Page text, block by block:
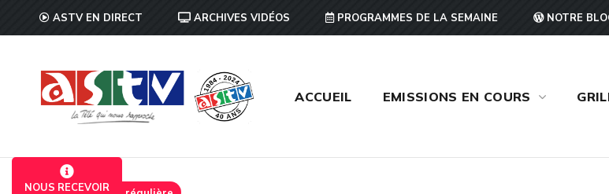
ASTV EN DIRECT ARCHIVES VIDÉOS PROGRAMMES DE LA SEMAINE NOTRE
ACCUEIL EMISSIONS EN COURS
NOUS RECEVOIR